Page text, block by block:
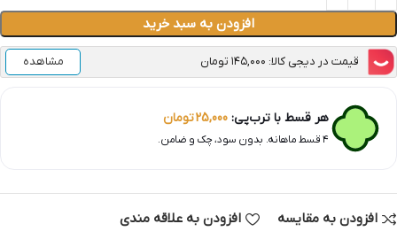
افزودن به سبد خرید
قیمت در دیجی کالا: ۱۴۵,۰۰۰ تومان مشاهده
هر قسط با ترب‌پی: 25,000تومان
۴ قسط ماهانه. بدون سود، چک و ضامن.
افزودن به مقایسه افزودن به علاقه مندی